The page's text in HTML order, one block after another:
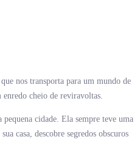
nos transporta para um mundo de
enredo cheio de reviravoltas.
cidade. Ela sempre teve uma
casa, descobre segredos obscuros